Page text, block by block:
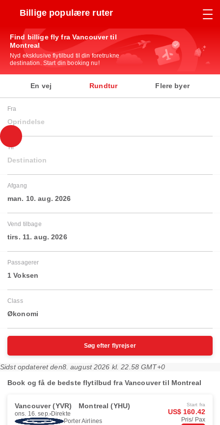
Billige populære ruter
Find billige fly fra Vancouver til
Montreal
Nyd eksklusive flytilbud til din foretrukne
destination. Start din booking nu!
En vej Rundtur Flere byer
Fra
Oprindelse
Til
Destination
Afgang
man. 10. aug. 2026
Vend tilbage
tirs. 11. aug. 2026
Passagerer
1 Voksen
Class
Økonomi
Søg efter flyrejser
Sidst opdateret den8. august 2026 kl. 22.58 GMT+0
Book og få de bedste flytilbud fra Vancouver til Montreal
Vancouver (YVR) Montreal (YHU)
ons. 16. sep. Direkte
Porter Airlines
Start fra
US$ 160.42
Pris/ Pax